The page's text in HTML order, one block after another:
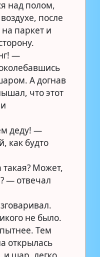
над полом,
после
паркет и
—
А догнав
что этот
деду! —
как будто
Может,
— отвечал
не было.
Тем
открылась